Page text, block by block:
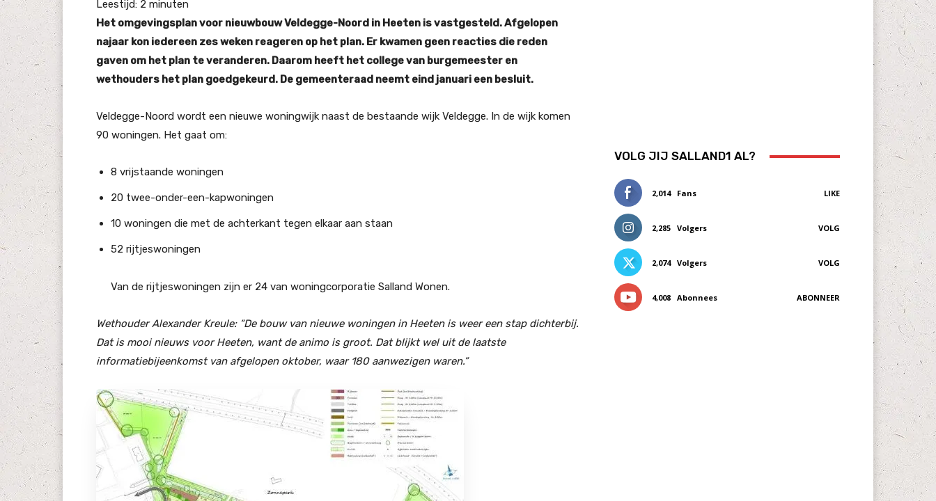
Leestijd: 2 minuten
Het omgevingsplan voor nieuwbouw Veldegge-Noord in Heeten is vastgesteld. Afgelopen
najaar kon iedereen zes weken reageren op het plan. Er kwamen geen reacties die reden
gaven om het plan te veranderen. Daarom heeft het college van burgemeester en
wethouders het plan goedgekeurd. De gemeenteraad neemt eind januari een besluit.
Veldegge-Noord wordt een nieuwe woningwijk naast de bestaande wijk Veldegge. In de wijk komen
90 woningen. Het gaat om:
8 vrijstaande woningen
20 twee-onder-een-kapwoningen
10 woningen die met de achterkant tegen elkaar aan staan
52 rijtjeswoningen
Van de rijtjeswoningen zijn er 24 van woningcorporatie Salland Wonen.
Wethouder Alexander Kreule: “De bouw van nieuwe woningen in Heeten is weer een stap dichterbij.
Dat is mooi nieuws voor Heeten, want de animo is groot. Dat blijkt wel uit de laatste
informatiebijeenkomst van afgelopen oktober, waar 180 aanwezigen waren.”
VOLG JIJ SALLAND1 AL?
2,014 Fans LIKE
2,285 Volgers VOLG
2,074 Volgers VOLG
4,008 Abonnees ABONNEER